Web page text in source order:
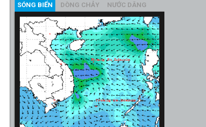
SÓNG BIỂN DÒNG CHẢY NƯỚC DÂNG